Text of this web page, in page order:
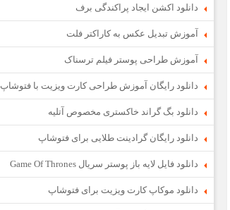
دانلود اکشن ایجاد پراکندگی برف
آموزش تبدیل عکس به کاراکتر فلت
آموزش طراحی پوستر فیلم ترسناک
دانلود رایگان آموزش طراحی کارت ویزیت با فتوشاپ
دانلود بگ گراند خاکستری مخصوص آتلیه
دانلود رایگان گرادینت طلایی برای فتوشاپ
دانلود فایل لایه باز پوستر سریال Game Of Thrones
دانلود موکاپ کارت ویزیت برای فتوشاپ